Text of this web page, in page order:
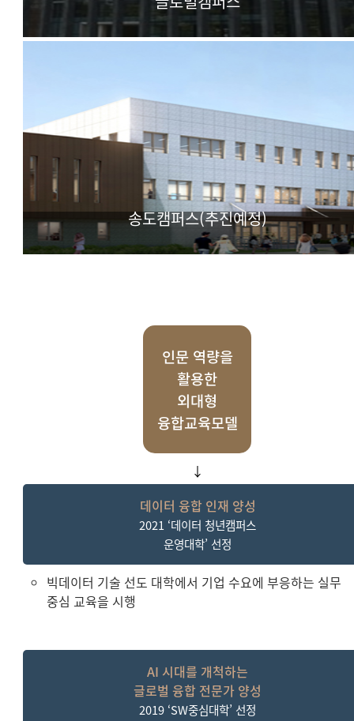
송도캠퍼스(추진예정)
인문 역량을
활용한
외대형
융합교육모델
↓
데이터 융합 인재 양성
2021 ‘데이터 청년캠퍼스
운영대학’ 선정
빅데이터 기술 선도 대학에서 기업 수요에 부응하는 실무
중심 교육을 시행
AI 시대를 개척하는
글로벌 융합 전문가 양성
2019 ‘SW중심대학’ 선정